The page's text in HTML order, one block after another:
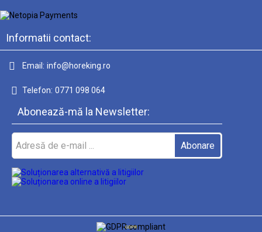
Informatii contact:
Email: info@horeking.ro
Telefon: 0771 098 064
Abonează-mă la Newsletter:
GDPR